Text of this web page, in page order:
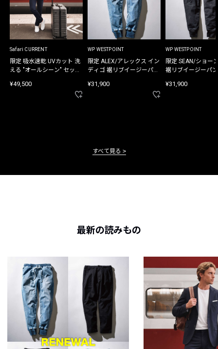
Safari CURRENT
限定 吸水速乾 UVカット 洗
える "オールシーン" セット
¥49,500
WP WESTPOINT
限定 ALEX/アレックス イン
ディゴ 裾リブイージーパン
¥31,900
WP WESTPOINT
限定 SEAN/ショー
裾リブイージーパ
¥31,900
すべて見る
最新の読みもの